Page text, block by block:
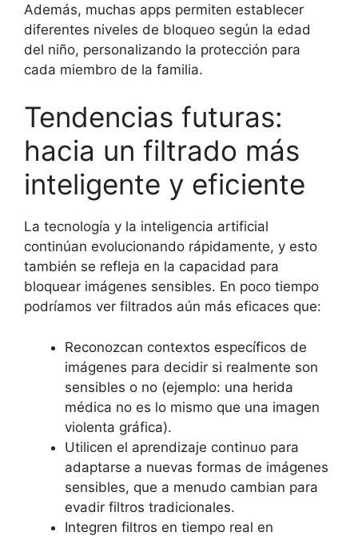
Además, muchas apps permiten establecer
diferentes niveles de bloqueo según la edad
del niño, personalizando la protección para
cada miembro de la familia.
Tendencias futuras:
hacia un filtrado más
inteligente y eficiente
La tecnología y la inteligencia artificial
continúan evolucionando rápidamente, y esto
también se refleja en la capacidad para
bloquear imágenes sensibles. En poco tiempo
podríamos ver filtrados aún más eficaces que:
Reconozcan contextos específicos de
imágenes para decidir si realmente son
sensibles o no (ejemplo: una herida
médica no es lo mismo que una imagen
violenta gráfica).
Utilicen el aprendizaje continuo para
adaptarse a nuevas formas de imágenes
sensibles, que a menudo cambian para
evadir filtros tradicionales.
Integren filtros en tiempo real en